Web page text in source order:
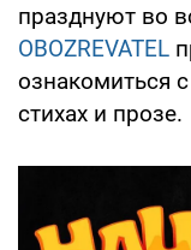
празднуют во
OBOZREVATEL
ознакомиться
стихах и прозе.